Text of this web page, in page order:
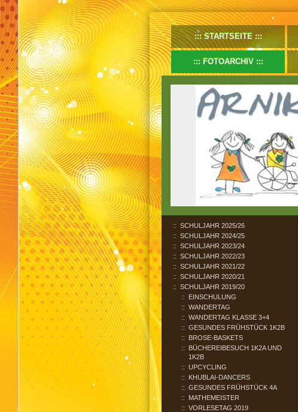
STARTSEITE
FOTOARCHIV
SCHULJAHR 2025/26
SCHULJAHR 2024/25
SCHULJAHR 2023/24
SCHULJAHR 2022/23
SCHULJAHR 2021/22
SCHULJAHR 2020/21
SCHULJAHR 2019/20
EINSCHULUNG
WANDERTAG
WANDERTAG KLASSE 3+4
GESUNDES FRÜHSTÜCK 1K2B
BROSE-BASKETS
BÜCHEREIBESUCH 1K2A UND
1K2B
UPCYCLING
KHUBLAI-DANCERS
GESUNDES FRÜHSTÜCK 4A
MATHEMEISTER
VORLESETAG 2019